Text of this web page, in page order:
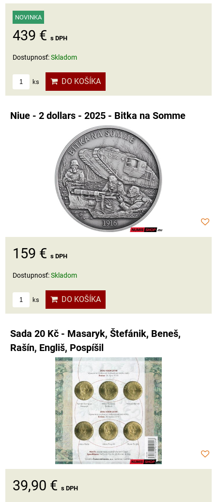
NOVINKA
439 € s DPH
Dostupnosť:Skladom
ks DO KOŠÍKA
Niue - 2 dollars - 2025 - Bitka na Somme
159 € s DPH
Dostupnosť:Skladom
ks DO KOŠÍKA
Sada 20 Kč - Masaryk, Štefánik, Beneš,
Rašín, Engliš, Pospíšil
39,90 € s DPH